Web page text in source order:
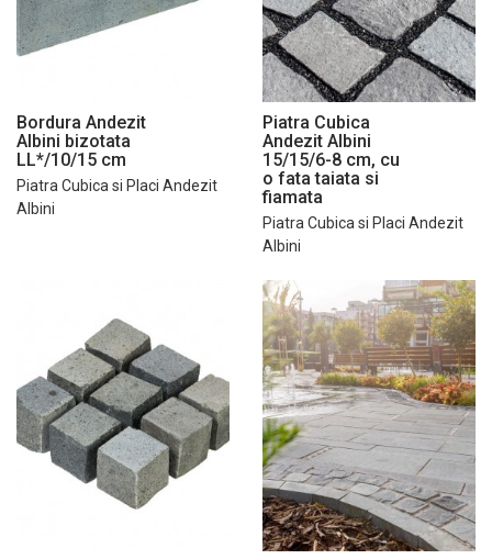
Bordura Andezit
Albini bizotata
LL*/10/15 cm
Piatra Cubica si Placi Andezit
Albini
Piatra Cubica
Andezit Albini
15/15/6-8 cm, cu
o fata taiata si
fiamata
Piatra Cubica si Placi Andezit
Albini